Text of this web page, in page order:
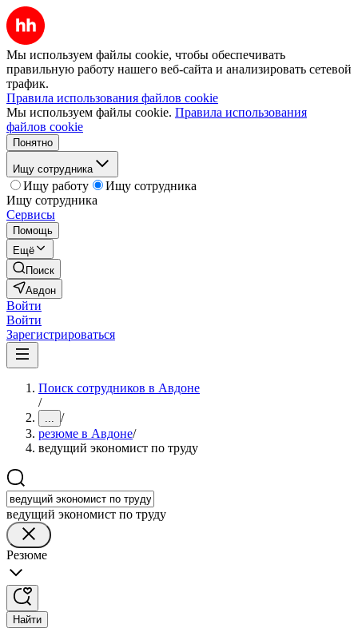
Мы используем файлы cookie, чтобы обеспечивать
правильную работу нашего веб-сайта и анализировать сетевой
трафик.
Правила использования файлов cookie
Мы используем файлы cookie. Правила использования
файлов cookie
Понятно
Ищу сотрудника
Ищу работу
Ищу сотрудника
Ищу сотрудника
Сервисы
Помощь
Ещё
Поиск
Авдон
Войти
Войти
Зарегистрироваться
Поиск сотрудников в Авдоне
/
... /
резюме в Авдоне/
ведущий экономист по труду
ведущий экономист по труду
Резюме
Найти